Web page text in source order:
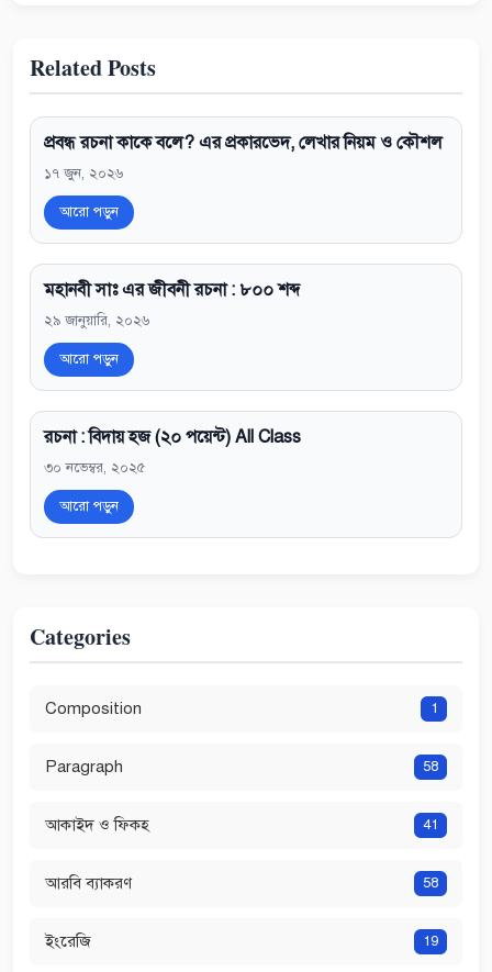
Related Posts
প্রবন্ধ রচনা কাকে বলে? এর প্রকারভেদ, লেখার নিয়ম ও কৌশল
১৭ জুন, ২০২৬
আরো পড়ুন
মহানবী সাঃ এর জীবনী রচনা : ৮০০ শব্দ
২৯ জানুয়ারি, ২০২৬
আরো পড়ুন
রচনা : বিদায় হজ (২০ পয়েন্ট) All Class
৩০ নভেম্বর, ২০২৫
আরো পড়ুন
Categories
Composition 1
Paragraph 58
আকাইদ ও ফিকহ 41
আরবি ব্যাকরণ 58
ইংরেজি 19